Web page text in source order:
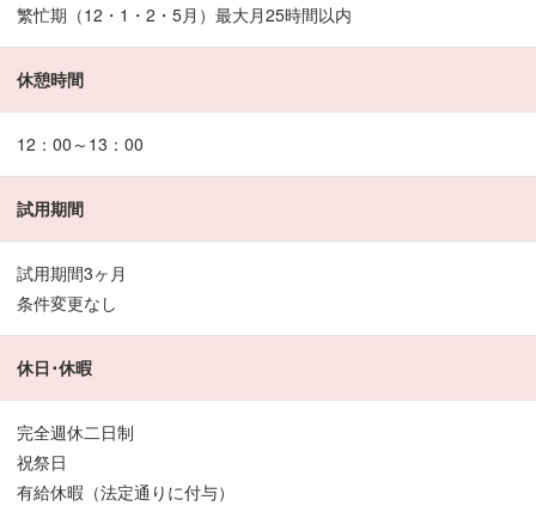
繁忙期（12・1・2・5月）最大月25時間以内
休憩時間
12：00～13：00
試用期間
試用期間3ヶ月
条件変更なし
休日･休暇
完全週休二日制
祝祭日
有給休暇（法定通りに付与）